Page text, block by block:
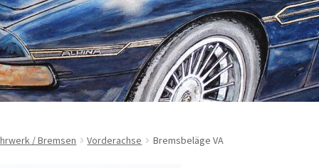
KasseLieferungMein KontoSitemapStartseiteSuchbegriffe
Zahlungsarten
/ Bremsen Vorderachse Bremsbeläge VA